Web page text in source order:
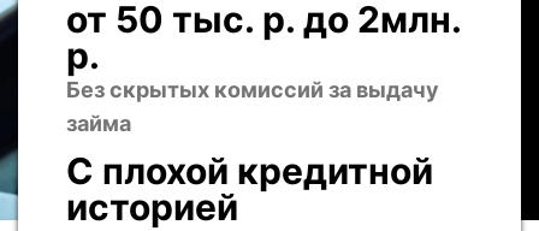
от 50 тыс. р. до 2млн.
р.
Без скрытых комиссий за выдачу
займа
С плохой кредитной
историей